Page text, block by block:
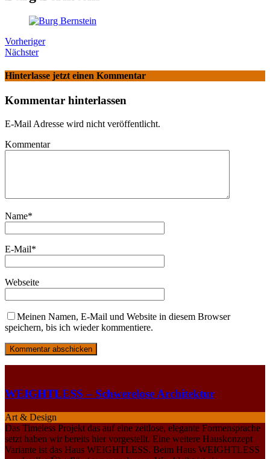
Vorheriger
Nächster
Hinterlasse jetzt einen Kommentar
Kommentar hinterlassen
E-Mail Adresse wird nicht veröffentlicht.
Kommentar
Name*
E-Mail*
Webseite
Meinen Namen, E-Mail und Website in diesem Browser
speichern, bis ich wieder kommentiere.
WEIGHTLESS – Schwerelose Architektur
Art & Design
Das Timeless Projekt das auf eine zeitlose, elegante Formensprache
setzt haben wir bereits hier vorgestellt. Eine weitere Hauskonzept
Variante ist das Haus WEIGHTLESS. Beim Haus WEIGHTLESS